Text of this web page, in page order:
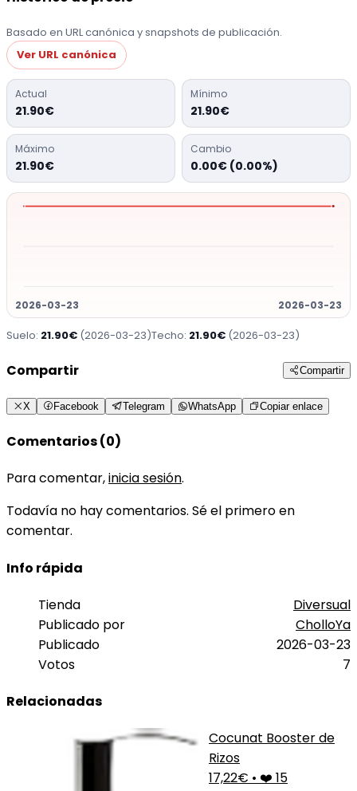
Basado en URL canónica y snapshots de publicación.
Ver URL canónica
Actual
21.90€
Mínimo
21.90€
Máximo
21.90€
Cambio
0.00€ (0.00%)
2026-03-23 2026-03-23
Suelo: 21.90€ (2026-03-23)Techo: 21.90€ (2026-03-23)
Compartir Compartir
X Facebook Telegram WhatsApp Copiar enlace
Comentarios (0)
Para comentar,inicia sesión.
Todavía no hay comentarios. Sé el primero en
comentar.
Info rápida
Tienda
Diversual
Publicado por
CholloYa
Publicado
2026-03-23
Votos
7
Relacionadas
Cocunat Booster de
Rizos
17,22€ • ❤️ 15